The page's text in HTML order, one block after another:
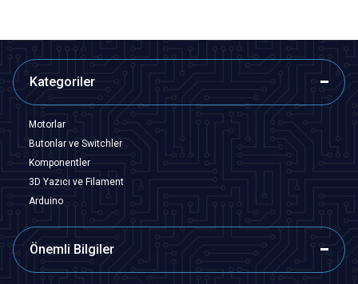
Kategoriler
Motorlar
Butonlar ve Switchler
Komponentler
3D Yazıcı ve Filament
Arduino
Önemli Bilgiler